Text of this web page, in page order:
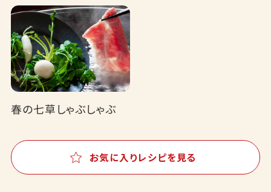
春の七草しゃぶしゃぶ
お気に入りレシピを見る